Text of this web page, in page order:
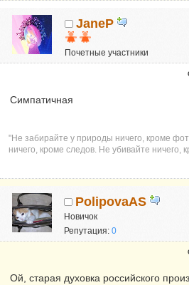
JaneP
Почетные участники
Симпатичная
"Не забирайте у природы ничего, кроме
ничего, кроме следов. Не убивайте ничего,
PolipovaAS
Новичок
Репутация:0
Ой, старая духовка российского